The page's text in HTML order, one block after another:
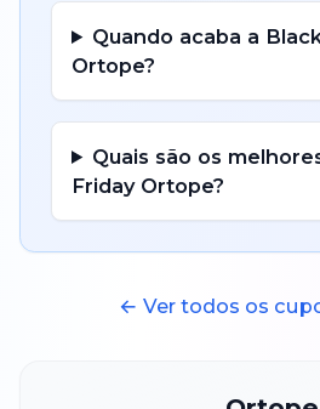
Quando acaba a
Ortope?
Quais são os
Friday Ortope?
← Ver todos os